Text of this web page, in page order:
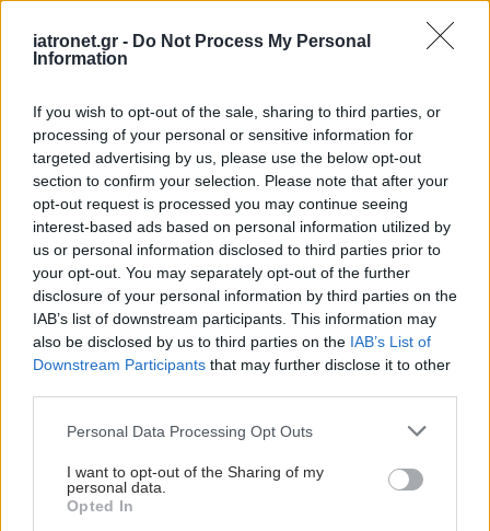
iatronet.gr - Do Not Process My Personal
Information
If you wish to opt-out of the sale, sharing to third parties, or
processing of your personal or sensitive information for
targeted advertising by us, please use the below opt-out
section to confirm your selection. Please note that after your
opt-out request is processed you may continue seeing
interest-based ads based on personal information utilized by
us or personal information disclosed to third parties prior to
your opt-out. You may separately opt-out of the further
disclosure of your personal information by third parties on the
IAB’s list of downstream participants. This information may
also be disclosed by us to third parties on the IAB’s List of
Downstream Participants that may further disclose it to other
Please note that this website/app uses one or more Google
not limited to your visit or usage behaviour. You may click to
grant or deny consent to Google and its third-party tags to
use your data for below specified purposes in below Google
Personal Data Processing Opt Outs
I want to opt-out of the Sharing of my
personal data.
Opted In